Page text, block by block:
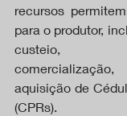
recursos
para o produtor,
custeio,
aquisição de
(CPRs).